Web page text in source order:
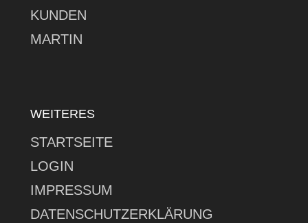
KUNDEN
MARTIN
WEITERES
STARTSEITE
LOGIN
IMPRESSUM
DATENSCHUTZERKLÄRUNG